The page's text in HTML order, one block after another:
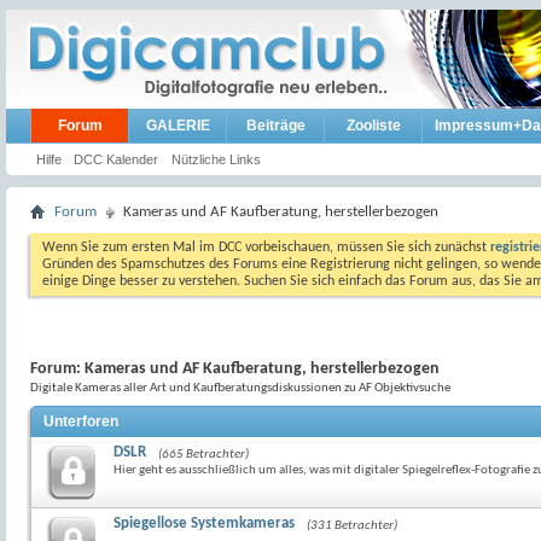
Forum
Hilfe DCC Kalender Nützliche Links
GALERIE Beiträge Zooliste
Forum Kameras und AF Kaufberatung, herstellerbezogen
Wenn Sie zum ersten Mal im DCC vorbeischauen, müssen Sie sich zunächst
Gründen des Spamschutzes des Forums eine Registrierung nicht gelingen, so
einige Dinge besser zu verstehen. Suchen Sie sich einfach das Forum aus, das
Forum: Kameras und AF Kaufberatung, herstellerbezogen
Digitale Kameras aller Art und Kaufberatungsdiskussionen zu AF Objektivsuche
Unterforen
DSLR
(665 Betrachter)
Hier geht es ausschließlich um alles, was mit digitaler Spiegelreflex-Fotografie
Spiegellose Systemkameras (331 Betrachter)